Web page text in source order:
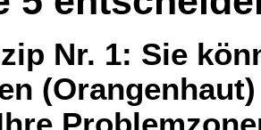
Nr. 1: Sie